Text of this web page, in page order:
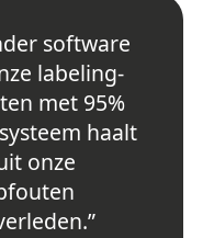
software
labeling-
met 95%
haalt
onze